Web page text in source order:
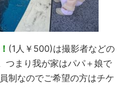
(1人￥500)は撮影者などの
つまり我が家はパパ＋娘で
制なのでご希望の方はチケ